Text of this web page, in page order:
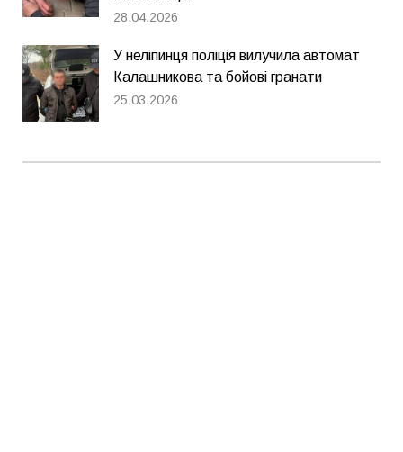
28.04.2026
У неліпинця поліція вилучила автомат
Калашникова та бойові гранати
25.03.2026